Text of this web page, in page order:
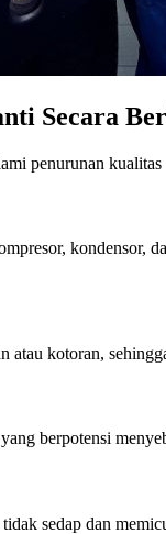
Secara
penurunan
kondensor,
kotoran,
berpotensi
sedap dan